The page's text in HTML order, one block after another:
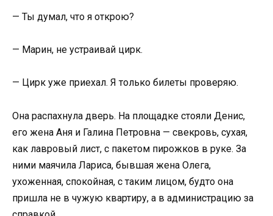
— Ты думал, что я открою?
— Марин, не устраивай цирк.
— Цирк уже приехал. Я только билеты проверяю.
Она распахнула дверь. На площадке стояли Денис,
его жена Аня и Галина Петровна — свекровь, сухая,
как лавровый лист, с пакетом пирожков в руке. За
ними маячила Лариса, бывшая жена Олега,
ухоженная, спокойная, с таким лицом, будто она
пришла не в чужую квартиру, а в администрацию за